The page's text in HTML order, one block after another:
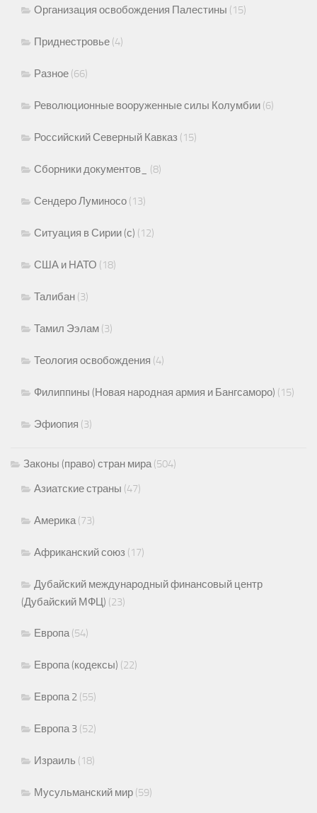
Организация освобождения Палестины (15)
Приднестровье (4)
Разное (66)
Революционные вооруженные силы Колумбии (6)
Российский Северный Кавказ (15)
Сборники документов_ (8)
Сендеро Луминосо (13)
Ситуация в Сирии (с) (12)
США и НАТО (18)
Талибан (3)
Тамил Ээлам (3)
Теология освобождения (4)
Филиппины (Новая народная армия и Бангсаморо) (15)
Эфиопия (3)
Законы (право) стран мира(504)
Азиатские страны (47)
Америка(73)
Африканский союз (17)
Дубайский международный финансовый центр
(Дубайский МФЦ) (23)
Европа(54)
Европа (кодексы) (22)
Европа 2 (55)
Европа 3 (52)
Израиль (18)
Мусульманский мир (59)